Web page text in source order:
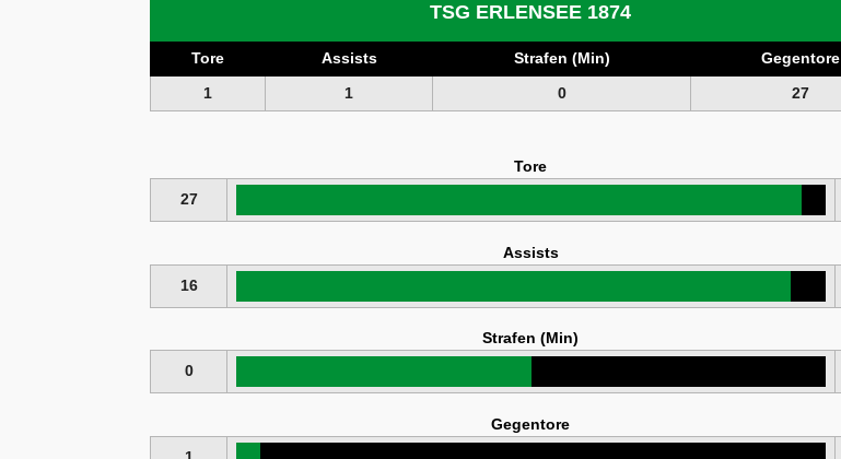
TSG ERLENSEE 1874
Tore Assists Strafen (Min)
Gegentore
1
1 0 27
Tore
27
Assists
16
Strafen (Min)
0
Gegentore